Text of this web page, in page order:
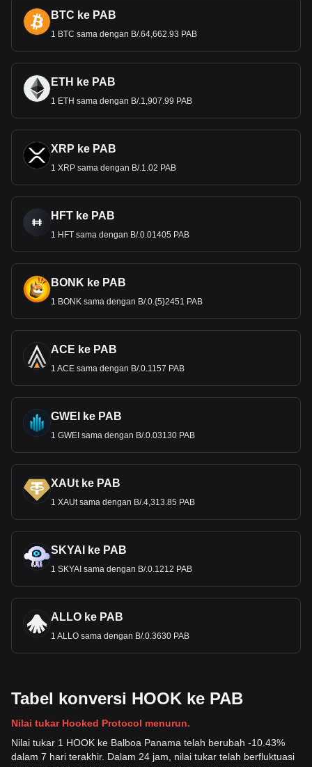
BTC ke PAB
1 BTC sama dengan B/.64,662.93 PAB
ETH ke PAB
1 ETH sama dengan B/.1,907.99 PAB
XRP ke PAB
1 XRP sama dengan B/.1.02 PAB
HFT ke PAB
1 HFT sama dengan B/.0.01405 PAB
BONK ke PAB
1 BONK sama dengan B/.0.{5}2451 PAB
ACE ke PAB
1 ACE sama dengan B/.0.1157 PAB
GWEI ke PAB
1 GWEI sama dengan B/.0.03130 PAB
XAUt ke PAB
1 XAUt sama dengan B/.4,313.85 PAB
SKYAI ke PAB
1 SKYAI sama dengan B/.0.1212 PAB
ALLO ke PAB
1 ALLO sama dengan B/.0.3630 PAB
Tabel konversi HOOK ke PAB
Nilai tukar Hooked Protocol menurun.
Nilai tukar 1 HOOK ke Balboa Panama telah berubah -10.43%
dalam 7 hari terakhir. Dalam 24 jam, nilai tukar telah berfluktuasi